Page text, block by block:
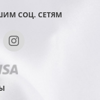
СОЦ. СЕТЯМ